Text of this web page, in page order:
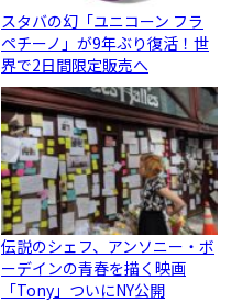
スタバの幻「ユニコーン フラ
ペチーノ」が9年ぶり復活！世
界で2日間限定販売へ
伝説のシェフ、アンソニー・ボ
ーデインの青春を描く映画
「Tony」ついにNY公開